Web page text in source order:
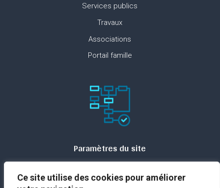
Ce site utilise des cookies pour améliorer
Services publics
Travaux
Associations
Portail famille
Paramètres du site
Contact